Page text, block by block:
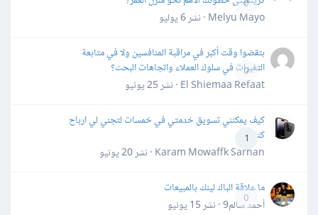
0
Melyu Mayo · نشر
6 يوليو
0
بتقضوا وقت أكبر في مراقبة المنافسين ولا في متابعة
التغيرات في سلوك العملاء واتجاهات البحث؟
El Shiemaa Refaat · نشر
25 يونيو
1
كيف يمكنني تسويق خدمتي في خمسات لتجني لي ارباح
كثيرة
Karam Mowaffk Sarhan · نشر
20 يونيو
0
ما علاقة الباك لينك بالمبيعات
أحمد سالم9 · نشر
15 يونيو